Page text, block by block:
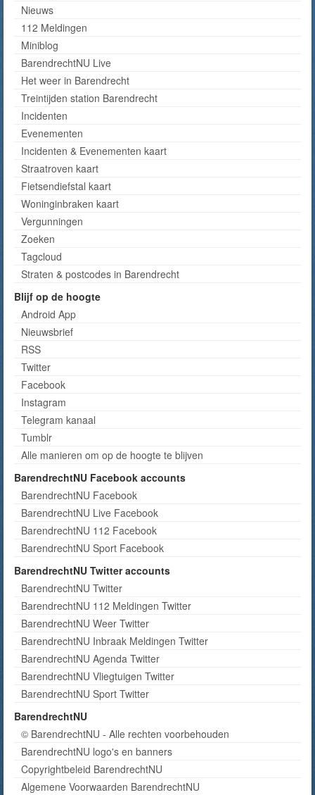
Nieuws
112 Meldingen
Miniblog
BarendrechtNU Live
Het weer in Barendrecht
Treintijden station Barendrecht
Incidenten
Evenementen
Incidenten & Evenementen kaart
Straatroven kaart
Fietsendiefstal kaart
Woninginbraken kaart
Vergunningen
Zoeken
Tagcloud
Straten & postcodes in Barendrecht
Blijf op de hoogte
Android App
Nieuwsbrief
RSS
Twitter
Facebook
Instagram
Telegram kanaal
Tumblr
Alle manieren om op de hoogte te blijven
BarendrechtNU Facebook accounts
BarendrechtNU Facebook
BarendrechtNU Live Facebook
BarendrechtNU 112 Facebook
BarendrechtNU Sport Facebook
BarendrechtNU Twitter accounts
BarendrechtNU Twitter
BarendrechtNU 112 Meldingen Twitter
BarendrechtNU Weer Twitter
BarendrechtNU Inbraak Meldingen Twitter
BarendrechtNU Agenda Twitter
BarendrechtNU Vliegtuigen Twitter
BarendrechtNU Sport Twitter
BarendrechtNU
© BarendrechtNU - Alle rechten voorbehouden
BarendrechtNU logo's en banners
Copyrightbeleid BarendrechtNU
Algemene Voorwaarden BarendrechtNU